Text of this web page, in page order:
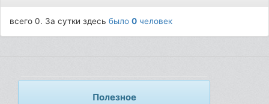
всего 0. За сутки здесьбыло0 человек
Полезное